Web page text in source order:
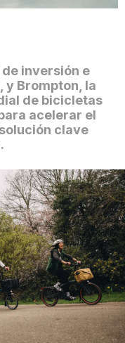
de inversión e
y Brompton, la
de bicicletas
acelerar el
clave